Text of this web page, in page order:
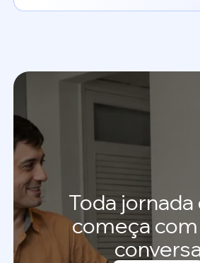
Todajornada
começa com